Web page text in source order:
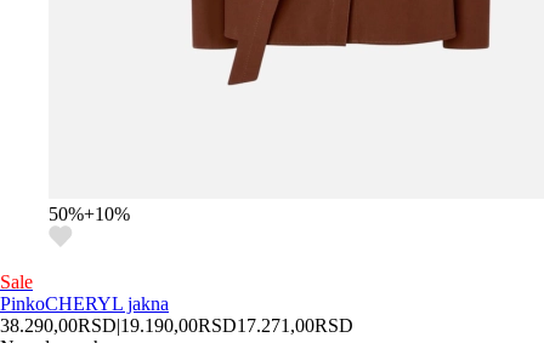
50%+10%
Sale
PinkoCHERYL jakna
38.290,00RSD|19.190,00RSD17.271,00RSD